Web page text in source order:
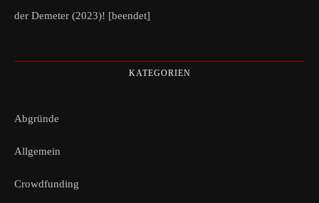
der Demeter (2023)! [beendet]
KATEGORIEN
Abgründe
Allgemein
Crowdfunding